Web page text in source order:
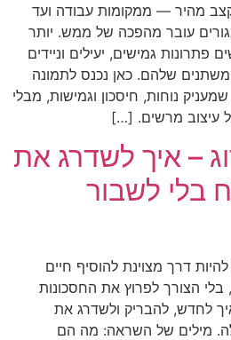
מהיר — ממקומות עבודה ועד
עובר מהפכה של ממש. יותר
פתרונות גמישים, יעילים וניידים
שלהם. כאן נכנס לתמונה
נוחות, חיסכון וגמישות, מבלי
עיצוב מרשים. […]
– איך לשדרג את
בלי לשבור
דרך מצוינת להוסיף חיים
הצורך לפרוץ את החסכונות
לחדש, להבריק ולשדרג את
מילים של השראה: מה הם